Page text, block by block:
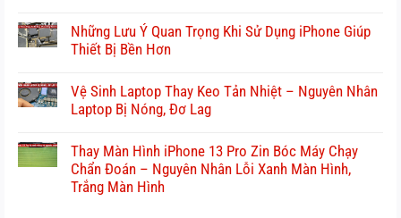
Những Lưu Ý Quan Trọng Khi Sử Dụng iPhone Giúp
Thiết Bị Bền Hơn
Vệ Sinh Laptop Thay Keo Tản Nhiệt – Nguyên Nhân
Laptop Bị Nóng, Đơ Lag
Thay Màn Hình iPhone 13 Pro Zin Bóc Máy Chạy
Chẩn Đoán – Nguyên Nhân Lỗi Xanh Màn Hình,
Trắng Màn Hình